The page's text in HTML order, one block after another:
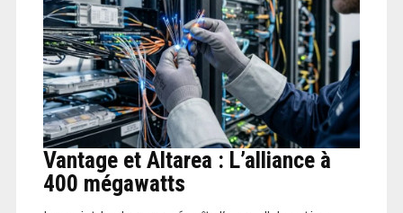
Vantage et Altarea : L’alliance à
400 mégawatts